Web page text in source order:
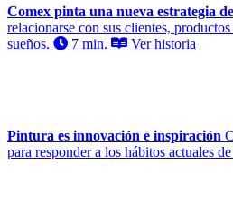
Comex pinta una nueva estrategia
relacionarse con sus clientes,
sueños.
7 min. Ver historia
Pintura es innovación e inspiración
para responder a los hábitos actuales